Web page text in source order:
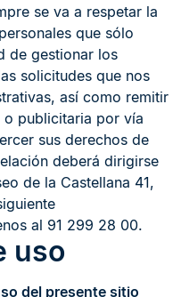
se va a respetar la
que sólo
de gestionar los
solicitudes que nos
así como remitir
publicitaria por vía
sus derechos de
deberá dirigirse
de la Castellana 41,
al 91 299 28 00.
uso
del presente sitio